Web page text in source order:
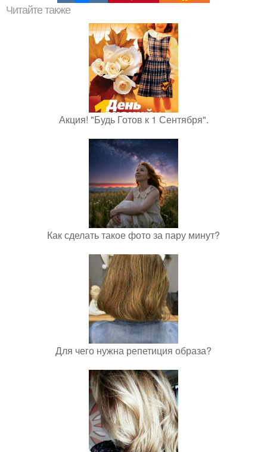
Читайте также
Акция! "Будь Готов к 1 Сентября".
Как сделать такое фото за пару минут?
Для чего нужна репетиция образа?